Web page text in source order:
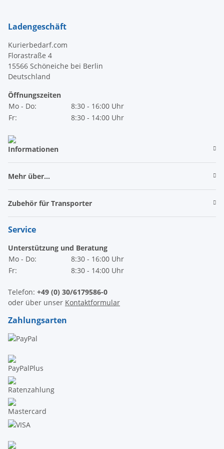
Ladengeschäft
Kurierbedarf.com
Florastraße 4
15566 Schöneiche bei Berlin
Deutschland
Öffnungszeiten
Mo - Do:
8:30 - 16:00 Uhr
Fr:
8:30 - 14:00 Uhr
Informationen
Mehr über...
Zubehör für Transporter
Service
Unterstützung und Beratung
Mo - Do:
8:30 - 16:00 Uhr
Fr:
8:30 - 14:00 Uhr
Telefon: +49 (0) 30/6179586-0
oder über unser Kontaktformular
Zahlungsarten